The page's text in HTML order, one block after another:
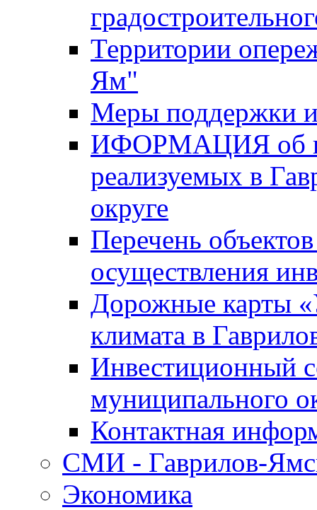
Территории
Ям"
Меры поддержки
ИФОРМАЦИЯ об
реализуемых в
округе
Перечень
осуществления
Дорожные карты
климата в
Инвестиционный
муниципального
Контактная
СМИ - Гаврилов-
Экономика